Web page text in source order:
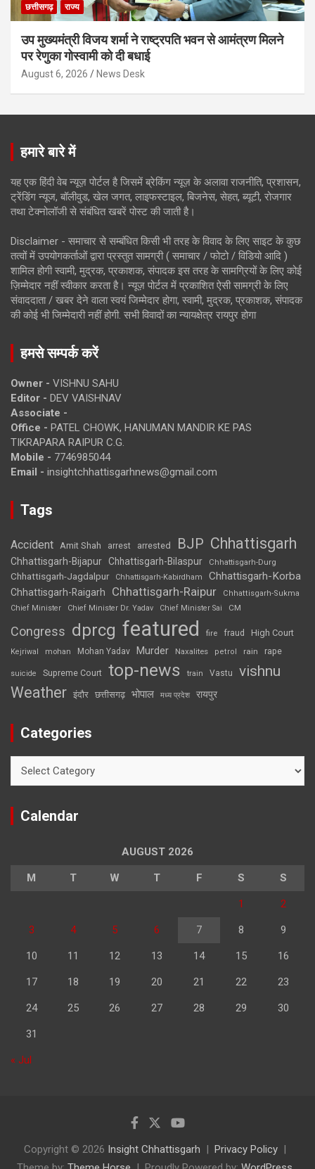
छत्तीसगढ़ राज्य
उप मुख्यमंत्री विजय शर्मा ने राष्ट्रपति भवन से आमंत्रण मिलने
पर रेणुका गोस्वामी को दी बधाई
August 6, 2026 News Desk
हमारे बारे में
यह एक हिंदी वेब न्यूज़ पोर्टल है जिसमें ब्रेकिंग न्यूज़ के अलावा राजनीति, प्रशासन,
ट्रेंडिंग न्यूज, बॉलीवुड, खेल जगत, लाइफस्टाइल, बिजनेस, सेहत, ब्यूटी, रोजगार
तथा टेक्नोलॉजी से संबंधित खबरें पोस्ट की जाती है।
Disclaimer - समाचार से सम्बंधित किसी भी तरह के विवाद के लिए साइट के कुछ
तत्वों में उपयोगकर्ताओं द्वारा प्रस्तुत सामग्री ( समाचार / फोटो / विडियो आदि )
शामिल होगी स्वामी, मुद्रक, प्रकाशक, संपादक इस तरह के सामग्रियों के लिए कोई
ज़िम्मेदार नहीं स्वीकार करता है। न्यूज़ पोर्टल में प्रकाशित ऐसी सामग्री के लिए
संवाददाता / खबर देने वाला स्वयं जिम्मेदार होगा, स्वामी, मुद्रक, प्रकाशक, संपादक
की कोई भी जिम्मेदारी नहीं होगी. सभी विवादों का न्यायक्षेत्र रायपुर होगा
हमसे सम्पर्क करें
Owner - VISHNU SAHU
Editor - DEV VAISHNAV
Associate -
Office - PATEL CHOWK, HANUMAN MANDIR KE PAS
TIKRAPARA RAIPUR C.G.
Mobile - 7746985044
Email - insightchhattisgarhnews@gmail.com
Tags
Accident Amit Shah arrest arrested BJP Chhattisgarh
Chhattisgarh-Bijapur Chhattisgarh-Bilaspur Chhattisgarh-Durg
Chhattisgarh-Jagdalpur Chhattisgarh-Kabirdham Chhattisgarh-Korba
Chhattisgarh-Raigarh Chhattisgarh-Raipur
Chhattisgarh-Sukma
Chief Minister
Chief Minister Dr. Yadav Chief Minister Sai CM
Congress dprcg featured fire fraud High Court
Kejriwal mohan Mohan Yadav Murder Naxalites petrol rain rape
suicide Supreme Court top-news train Vastu vishnu
Weather इंदौर छत्तीसगढ़ भोपाल मध्य प्रदेश रायपुर
Categories
Calendar
AUGUST 2026
M T W T F S S
1 2
3 4 5 6 7 8 9
10 11 12 13 14 15 16
17 18 19 20 21 22 23
24 25 26 27 28 29 30
31
« Jul
Copyright © 2026 Insight Chhattisgarh
Privacy Policy